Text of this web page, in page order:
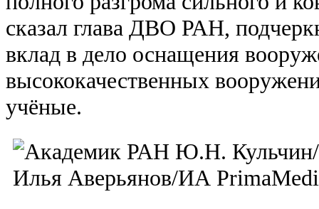
сказал глава ДВО РАН,
вклад в дело оснащения
высококачественных
учёные.